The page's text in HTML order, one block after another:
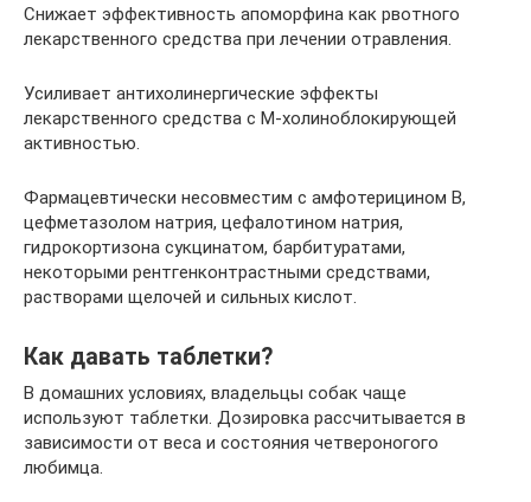
Снижает эффективность апоморфина как рвотного
лекарственного средства при лечении отравления.
Усиливает антихолинергические эффекты
лекарственного средства с М-холиноблокирующей
активностью.
Фармацевтически несовместим с амфотерицином В,
цефметазолом натрия, цефалотином натрия,
гидрокортизона сукцинатом, барбитуратами,
некоторыми рентгенконтрастными средствами,
растворами щелочей и сильных кислот.
Как давать таблетки?
В домашних условиях, владельцы собак чаще
используют таблетки. Дозировка рассчитывается в
зависимости от веса и состояния четвероногого
любимца.